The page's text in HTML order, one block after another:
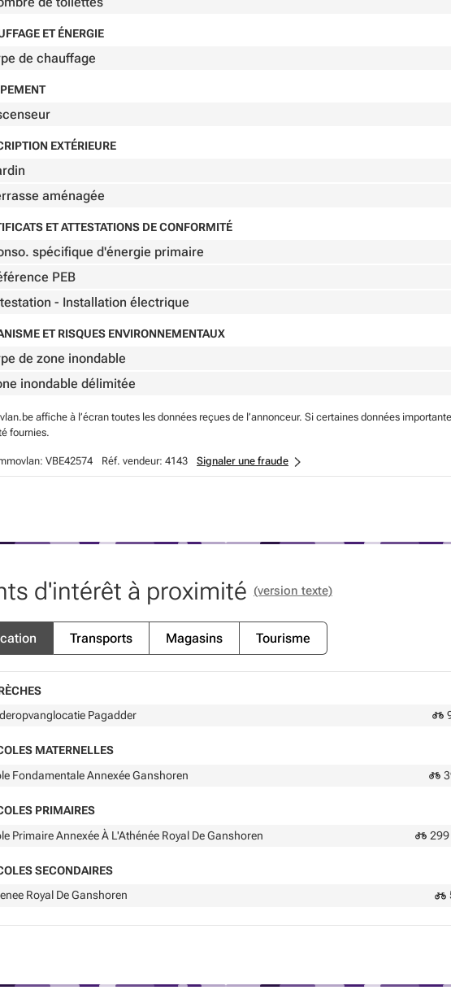
ET ÉNERGIE
de chauffage
EXTÉRIEURE
aménagée
ET ATTESTATIONS DE CONFORMITÉ
spécifique d'énergie primaire
PEB
- Installation électrique
ET RISQUES ENVIRONNEMENTAUX
de zone inondable
inondable délimitée
affiche à l’écran toutes les données reçues de l’annonceur. Si certaines données
fournies.
VBE42574 Réf. vendeur: 4143 Signaler une fraude
d'intérêt à proximité (version texte)
Transports Magasins Tourisme
Pagadder
MATERNELLES
Fondamentale Annexée Ganshoren
PRIMAIRES
Primaire Annexée À L'Athénée Royal De Ganshoren
299
SECONDAIRES
Royal De Ganshoren